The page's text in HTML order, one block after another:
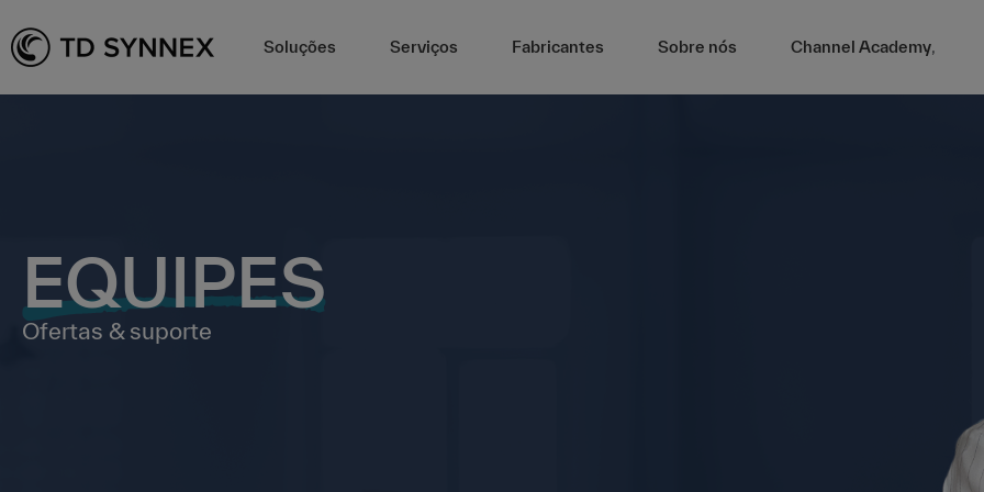
Soluções Serviços Fabricantes Sobre nós Channel Academy,
EQUIPES
Ofertas & suporte